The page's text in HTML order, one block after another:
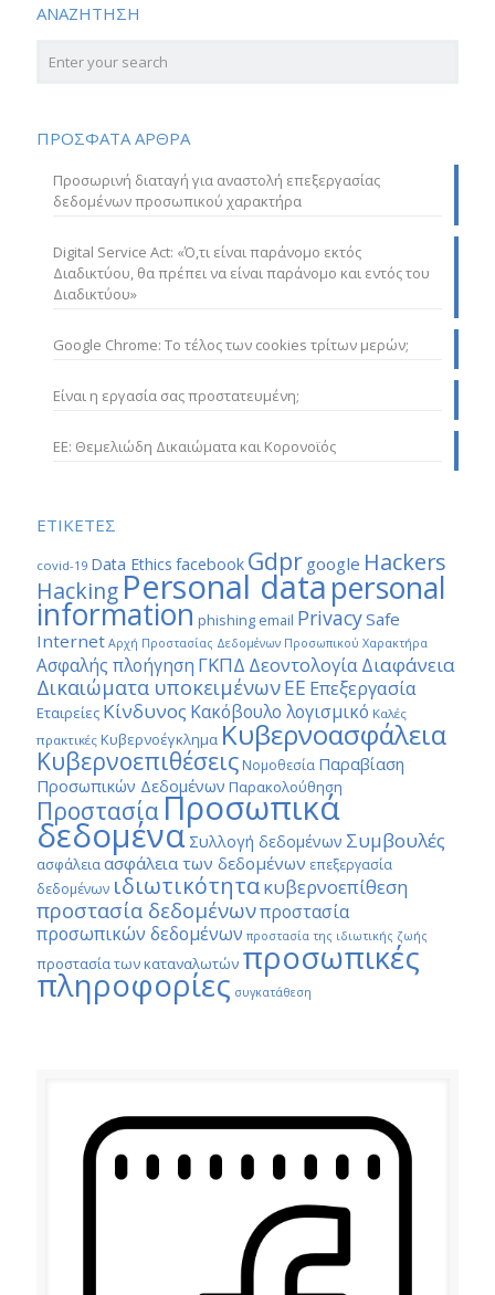
ΑΝΑΖΗΤΗΣΗ
ΠΡΟΣΦΑΤΑ ΑΡΘΡΑ
Προσωρινή διαταγή για αναστολή επεξεργασίας
δεδομένων προσωπικού χαρακτήρα
Digital Service Act: «Ό,τι είναι παράνομο εκτός
Διαδικτύου, θα πρέπει να είναι παράνομο και εντός του
Διαδικτύου»
Google Chrome: Το τέλος των cookies τρίτων μερών;
Είναι η εργασία σας προστατευμένη;
ΕΕ: Θεμελιώδη Δικαιώματα και Κορονοϊός
ΕΤΙΚΕΤΕΣ
covid-19 Data Ethics facebook Gdpr google Hackers
Hacking Personal datapersonal
information phishing email PrivacySafe
Internet Αρχή Προστασίας Δεδομένων Προσωπικού Χαρακτήρα
Ασφαλής πλοήγηση ΓΚΠΔ ΔεοντολογίαΔιαφάνεια
Δικαιώματα υποκειμένωνΕΕ Επεξεργασία
Εταιρείες Κίνδυνος Κακόβουλο λογισμικό Καλές
πρακτικές Κυβερνοέγκλημα Κυβερνοασφάλεια
Κυβερνοεπιθέσεις Νομοθεσία Παραβίαση
Προσωπικών Δεδομένων Παρακολούθηση
ΠροστασίαΠροσωπικά
δεδομένα Συλλογή δεδομένων Συμβουλές
ασφάλειαασφάλεια των δεδομένων επεξεργασία
δεδομένων ιδιωτικότητακυβερνοεπίθεση
προστασία δεδομένωνπροστασία
προσωπικών δεδομένων προστασία της ιδιωτικής ζωής
προστασία των καταναλωτών προσωπικές
πληροφορίες συγκατάθεση